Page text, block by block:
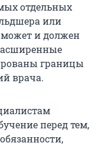
отдельных
или
и должен
границы
врача.
перед тем,